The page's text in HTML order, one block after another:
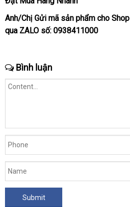
Anh/Chị Gửi mã sản phẩm cho Shop
qua ZALO số: 0938411000
Bình luận